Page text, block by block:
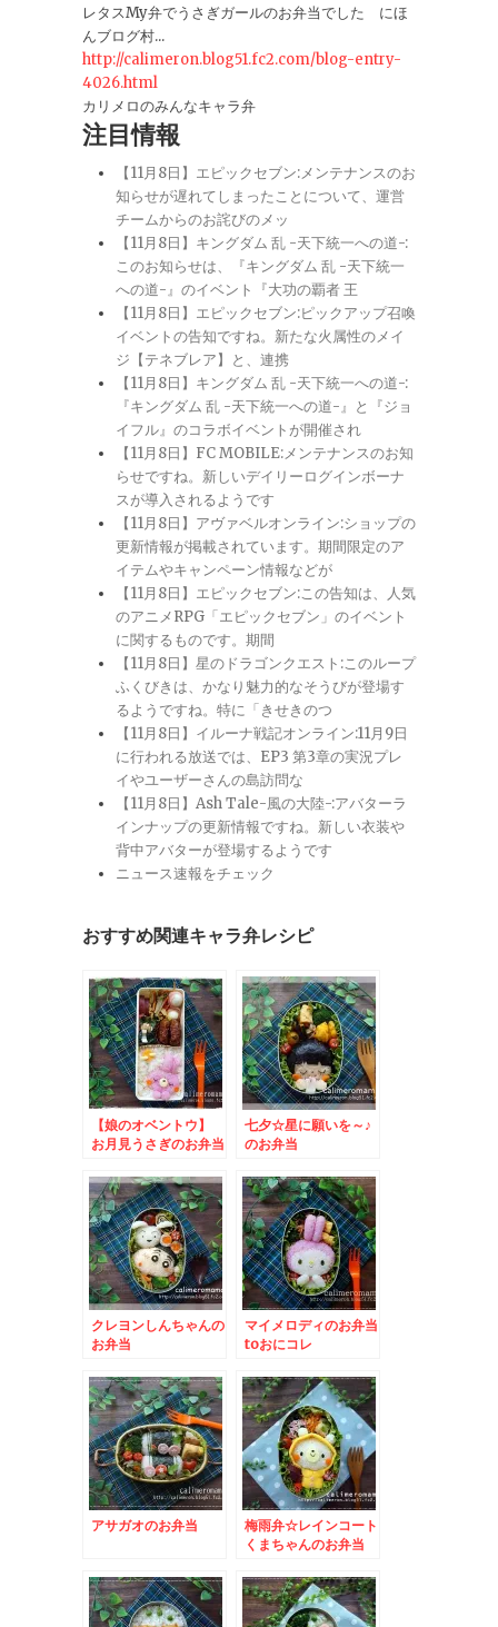
レタスMy弁でうさぎガールのお弁当でした にほ
んブログ村...
http://calimeron.blog51.fc2.com/blog-entry-
4026.html
カリメロのみんなキャラ弁
注目情報
【11月8日】エピックセブン:メンテナンスのお
知らせが遅れてしまったことについて、運営
チームからのお詫びのメッ
【11月8日】キングダム 乱 -天下統一への道-:
このお知らせは、『キングダム 乱 -天下統一
への道-』のイベント『大功の覇者 王
【11月8日】エピックセブン:ピックアップ召喚
イベントの告知ですね。新たな火属性のメイ
ジ【テネブレア】と、連携
【11月8日】キングダム 乱 -天下統一への道-:
『キングダム 乱 -天下統一への道-』と『ジョ
イフル』のコラボイベントが開催され
【11月8日】FC MOBILE:メンテナンスのお知
らせですね。新しいデイリーログインボーナ
スが導入されるようです
【11月8日】アヴァベルオンライン:ショップの
更新情報が掲載されています。期間限定のア
イテムやキャンペーン情報などが
【11月8日】エピックセブン:この告知は、人気
のアニメRPG「エピックセブン」のイベント
に関するものです。期間
【11月8日】星のドラゴンクエスト:このループ
ふくびきは、かなり魅力的なそうびが登場す
るようですね。特に「きせきのつ
【11月8日】イルーナ戦記オンライン:11月9日
に行われる放送では、EP3 第3章の実況プレ
イやユーザーさんの島訪問な
【11月8日】Ash Tale-風の大陸-:アバターラ
インナップの更新情報ですね。新しい衣装や
背中アバターが登場するようです
ニュース速報をチェック
おすすめ関連キャラ弁レシピ
【娘のオベントウ】
お月見うさぎのお弁当
七夕☆星に願いを～♪
のお弁当
クレヨンしんちゃんの
お弁当
マイメロディのお弁当
toおにコレ
アサガオのお弁当
梅雨弁☆レインコート
くまちゃんのお弁当